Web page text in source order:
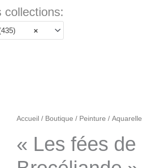
collections:
×
Accueil / Boutique / Peinture / Aquarelle
« Les fées de
quantité
"Les